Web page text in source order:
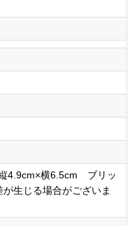
4.9cm×横6.5cm ブリッ
生じる場合がございま